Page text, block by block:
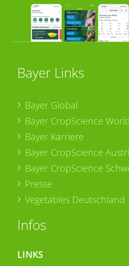
Bayer Links
Bayer Global
Bayer CropScience World
Bayer Karriere
Bayer CropScience
Bayer CropScience
Presse
Vegetables Deutschland
Infos
LINKS